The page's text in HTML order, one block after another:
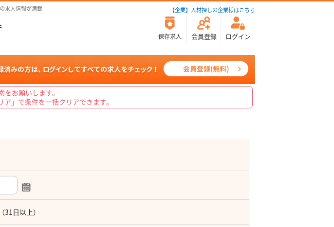
求人情報が満載 【企業】人材探しの企業様はこちら
保存求人 会員登録 ログイン
お願いします。
」で条件を一括クリアできます。
31日以上）